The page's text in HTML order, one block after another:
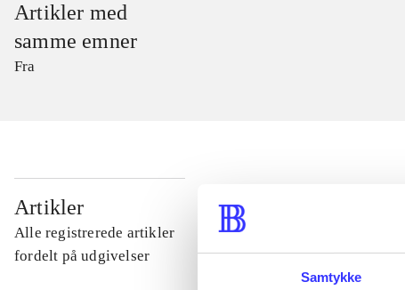
Samtykke
Artikler med
samme emner
Fra
Artikler
Alle registrerede artikler
fordelt på udgivelser
...